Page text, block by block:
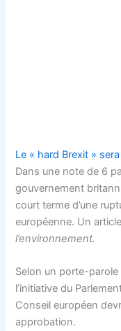
Le « hard Brexit »
Dans une note de 6
gouvernement
court terme d’une
européenne. Un
l’environnement.
Selon un porte-
l’initiative du
Conseil européen
approbation.